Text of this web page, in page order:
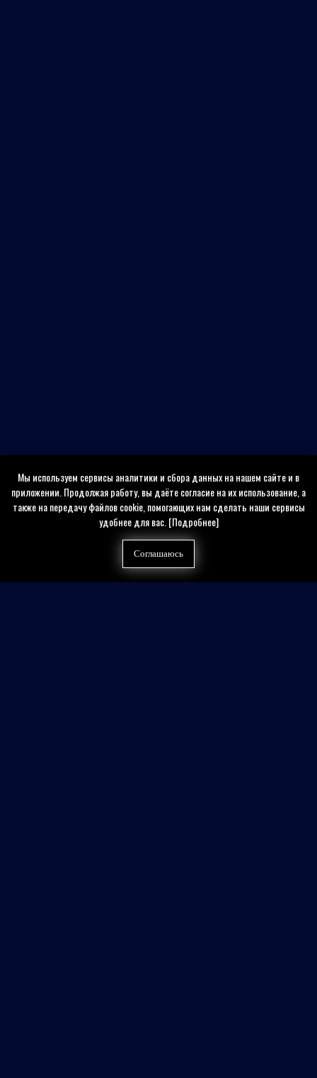
Мы используем сервисы аналитики и сбора данных на нашем сайте и в
приложении. Продолжая работу, вы даёте согласие на их использование, а
также на передачу файлов cookie, помогающих нам сделать наши сервисы
удобнее для вас.[Подробнее]
Соглашаюсь